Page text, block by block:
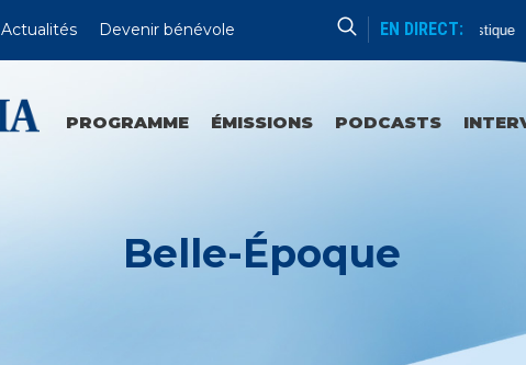
Actualités Devenir bénévole EN DIRECT:
Lecture Patristique
PROGRAMME ÉMISSIONS PODCASTS
Belle-Époque